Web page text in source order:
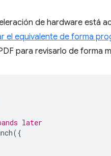
de hardware está
el equivalente de forma
para revisarlo de forma
later
({